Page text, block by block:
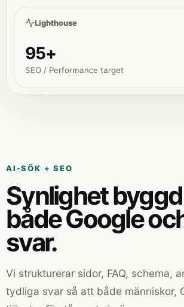
Lighthouse
95+
SEO / Performance target
AI-SÖK + SEO
Synlighet
både Google
svar.
Vi strukturerar sidor, FAQ, schema,
tydliga svar så att både människor,